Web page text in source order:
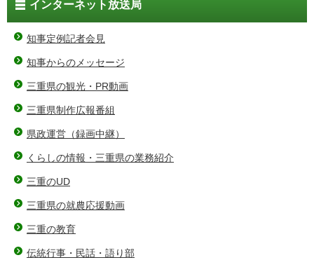
インターネット放送局
知事定例記者会見
知事からのメッセージ
三重県の観光・PR動画
三重県制作広報番組
県政運営（録画中継）
くらしの情報・三重県の業務紹介
三重のUD
三重県の就農応援動画
三重の教育
伝統行事・民話・語り部